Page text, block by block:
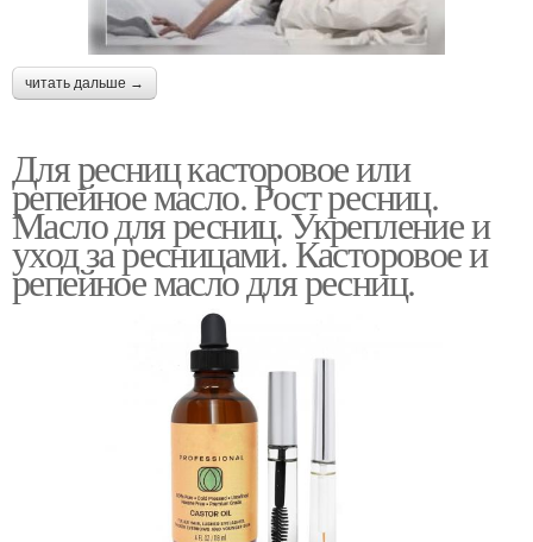
читать дальше →
Для ресниц касторовое или
репейное масло. Рост ресниц.
Масло для ресниц. Укрепление и
уход за ресницами. Касторовое и
репейное масло для ресниц.